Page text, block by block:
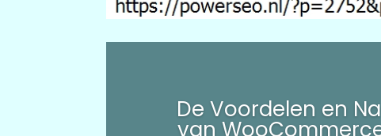
De Voordelen en
van